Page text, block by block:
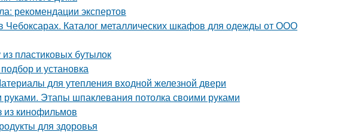
рекомендации экспертов
Чебоксарах. Каталог металлических шкафов для одежды от ООО
пластиковых бутылок
и установка
для утепления входной железной двери
Этапы шпаклевания потолка своими руками
из кинофильмов
для здоровья